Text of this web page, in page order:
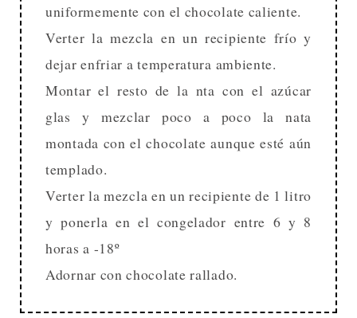
uniformemente con el chocolate caliente.
Verter la mezcla en un recipiente frío y
dejar enfriar a temperatura ambiente.
Montar el resto de la nta con el azúcar
glas y mezclar poco a poco la nata
montada con el chocolate aunque esté aún
templado.
Verter la mezcla en un recipiente de 1 litro
y ponerla en el congelador entre 6 y 8
horas a -18º
Adornar con chocolate rallado.